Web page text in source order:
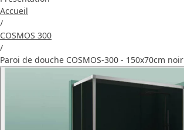
Accueil
/
COSMOS 300
/
Paroi de douche COSMOS-300 - 150x70cm noir